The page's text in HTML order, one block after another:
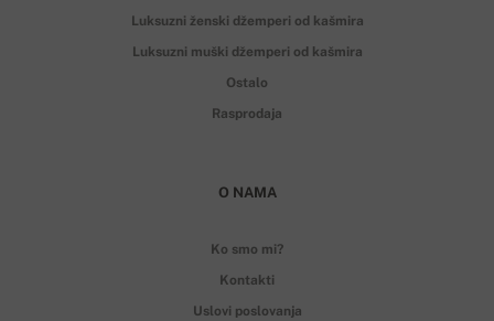
Luksuzni ženski džemperi od kašmira
Luksuzni muški džemperi od kašmira
Ostalo
Rasprodaja
O NAMA
Ko smo mi?
Kontakti
Uslovi poslovanja